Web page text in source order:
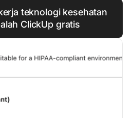
teknologi kesehatan
ClickUp gratis